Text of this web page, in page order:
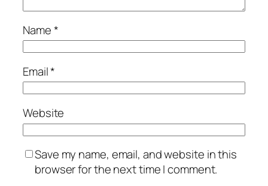
Name*
Email*
Website
Save my name, email, and website in this
browser for the next time I comment.